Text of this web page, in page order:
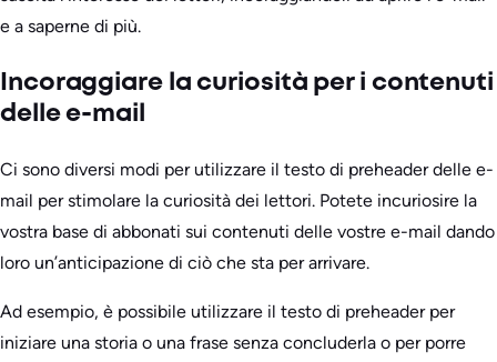
e a saperne di più.
Incoraggiare la curiosità per i contenuti
delle e-mail
Ci sono diversi modi per utilizzare il testo di preheader delle e-
mail per stimolare la curiosità dei lettori. Potete incuriosire la
vostra base di abbonati sui contenuti delle vostre e-mail dando
loro un’anticipazione di ciò che sta per arrivare.
Ad esempio, è possibile utilizzare il testo di preheader per
iniziare una storia o una frase senza concluderla o per porre